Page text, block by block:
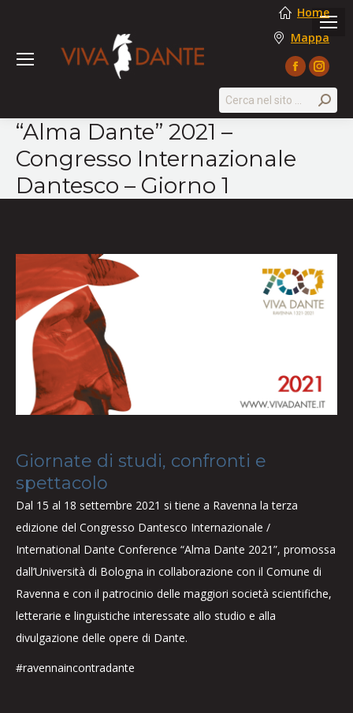
Home
Mappa
Facebook
opens
new
page
opens
Search:
“Alma Dante” 2021 –
Congresso Internazionale
Dantesco – Giorno 1
Giornate di studi, confronti e
spettacolo
Dal 15 al 18 settembre 2021 si tiene a Ravenna la terza
edizione del Congresso Dantesco Internazionale /
International Dante Conference “Alma Dante 2021”, promossa
dall’Università di Bologna in collaborazione con il Comune di
Ravenna e con il patrocinio delle maggiori società scientifiche,
letterarie e linguistiche interessate allo studio e alla
divulgazione delle opere di Dante.
#ravennaincontradante